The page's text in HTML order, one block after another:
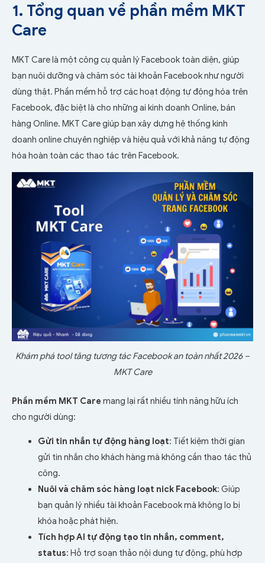
1. Tổng quan về phần mềm MKT
Care
MKT Care là một công cụ quản lý Facebook toàn diện, giúp
bạn nuôi dưỡng và chăm sóc tài khoản Facebook như người
dùng thật. Phần mềm hỗ trợ các hoạt động tự động hóa trên
Facebook, đặc biệt là cho những ai kinh doanh Online, bán
hàng Online. MKT Care giúp bạn xây dựng hệ thống kinh
doanh online chuyên nghiệp và hiệu quả với khả năng tự động
hóa hoàn toàn các thao tác trên Facebook.
Khám phá tool tăng tương tác Facebook an toàn nhất 2026 –
MKT Care
Phần mềm MKT Care mang lại rất nhiều tính năng hữu ích
cho người dùng:
Gửi tin nhắn tự động hàng loạt: Tiết kiệm thời gian
gửi tin nhắn cho khách hàng mà không cần thao tác thủ
công.
Nuôi và chăm sóc hàng loạt nick Facebook: Giúp
bạn quản lý nhiều tài khoản Facebook mà không lo bị
khóa hoặc phát hiện.
Tích hợp AI tự động tạo tin nhắn, comment,
status: Hỗ trợ soạn thảo nội dung tự động, phù hợp